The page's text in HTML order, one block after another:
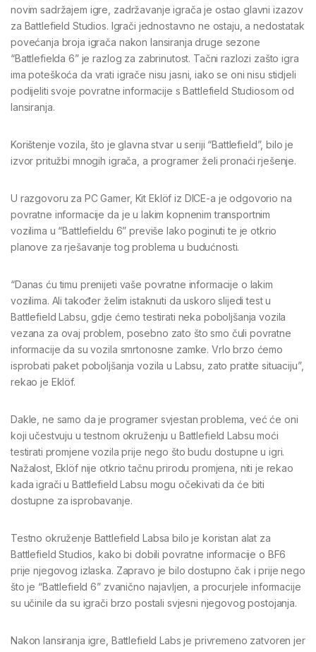
novim sadržajem igre, zadržavanje igrača je ostao glavni izazov
za Battlefield Studios. Igrači jednostavno ne ostaju, a nedostatak
povećanja broja igrača nakon lansiranja druge sezone
“Battlefielda 6” je razlog za zabrinutost. Tačni razlozi zašto igra
ima poteškoća da vrati igrače nisu jasni, iako se oni nisu stidjeli
podijeliti svoje povratne informacije s Battlefield Studiosom od
lansiranja.
Korištenje vozila, što je glavna stvar u seriji “Battlefield”, bilo je
izvor pritužbi mnogih igrača, a programer želi pronaći rješenje.
U razgovoru za PC Gamer, Kit Eklöf iz DICE-a je odgovorio na
povratne informacije da je u lakim kopnenim transportnim
vozilima u “Battlefieldu 6” previše lako poginuti te je otkrio
planove za rješavanje tog problema u budućnosti.
“Danas ću timu prenijeti vaše povratne informacije o lakim
vozilima. Ali također želim istaknuti da uskoro slijedi test u
Battlefield Labsu, gdje ćemo testirati neka poboljšanja vozila
vezana za ovaj problem, posebno zato što smo čuli povratne
informacije da su vozila smrtonosne zamke. Vrlo brzo ćemo
isprobati paket poboljšanja vozila u Labsu, zato pratite situaciju”,
rekao je Eklöf.
Dakle, ne samo da je programer svjestan problema, već će oni
koji učestvuju u testnom okruženju u Battlefield Labsu moći
testirati promjene vozila prije nego što budu dostupne u igri.
Nažalost, Eklöf nije otkrio tačnu prirodu promjena, niti je rekao
kada igrači u Battlefield Labsu mogu očekivati ​​da će biti
dostupne za isprobavanje.
Testno okruženje Battlefield Labsa bilo je koristan alat za
Battlefield Studios, kako bi dobili povratne informacije o BF6
prije njegovog izlaska. Zapravo je bilo dostupno čak i prije nego
što je “Battlefield 6” zvanično najavljen, a procurjele informacije
su učinile da su igrači brzo postali svjesni njegovog postojanja.
Nakon lansiranja igre, Battlefield Labs je privremeno zatvoren jer